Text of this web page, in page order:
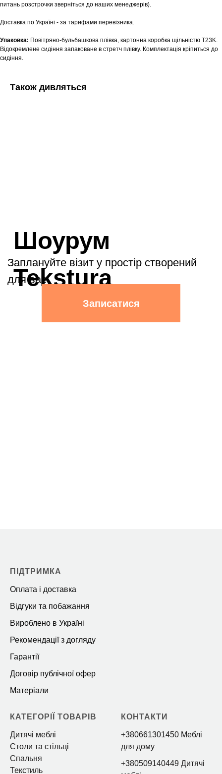
питань розстрочки зверніться до наших менеджерів).
Доставка по Україні - за тарифами перевізника.
Упаковка: Повітряно-бульбашкова плівка, картонна коробка щільністю T23K.
Відокремлене сидіння запаковане в стретч плівку. Комплектація кріпиться до
сидіння.
Також дивляться
ПІДТРИМКА
Оплата і доставка
Відгуки та побажання
Вироблено в Україні
Рекомендації з догляду
Гарантії
Договір публічної офер
Матеріали
КАТЕГОРІЇ ТОВАРІВ
Дитячі меблі
Столи та стільці
Спальня
Текстиль
КОНТАКТИ
+380661301450 Меблі
для дому
+380509140449 Дитячі